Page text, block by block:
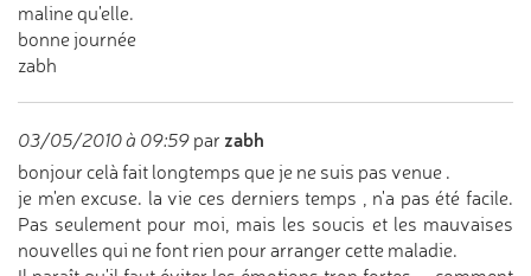
maline qu'elle.
bonne journée
zabh
03/05/2010 à 09:59 par zabh
bonjour celà fait longtemps que je ne suis pas venue .
je m'en excuse. la vie ces derniers temps , n'a pas été facile.
Pas seulement pour moi, mais les soucis et les mauvaises
nouvelles qui ne font rien pour arranger cette maladie.